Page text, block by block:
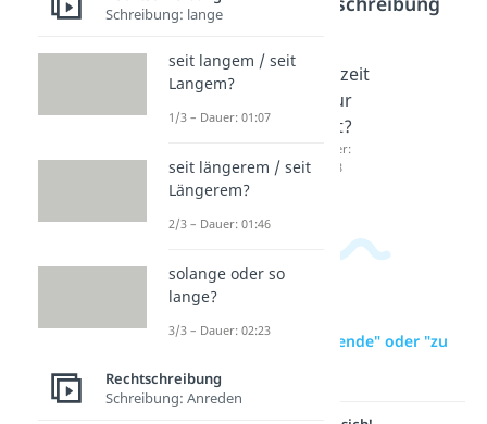
zurecht
/ zu
Recht?
01:34
zuviel
viel?
02:58
zurzeit
/ zur
Zeit?
Dauer:
03:18
zur Videoseite: "zuende" oder "zu
Schreibung: lange
seit langem / seit
Langem?
1/3 – Dauer: 01:07
seit längerem / seit
Längerem?
2/3 – Dauer: 01:46
solange oder so
lange?
3/3 – Dauer: 02:23
Rechtschreibung
Schreibung: Anreden